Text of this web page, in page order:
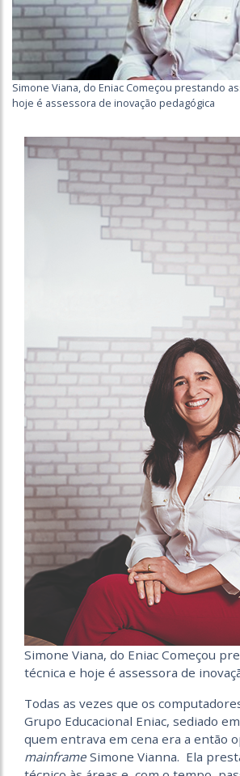
Simone Viana, do Eniac Começou prestando
hoje é assessora de inovação pedagógica
Simone Viana, do Eniac Começou
técnica e hoje é assessora de
Todas as vezes que os
Grupo Educacional Eniac, sediado
quem entrava em cena era a então
mainframe Simone Vianna. Ela